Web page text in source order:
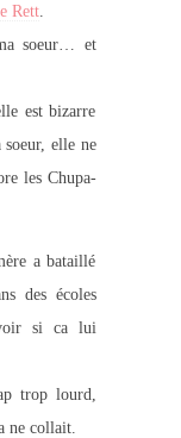
Rett.
soeur… et
est bizarre
soeur, elle ne
les Chupa-
a bataillé
des écoles
voir si ca lui
trop lourd,
ne collait.